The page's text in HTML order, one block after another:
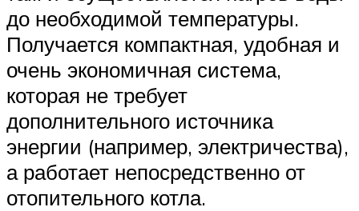
до необходимой температуры.
Получается компактная, удобная и
очень экономичная система,
которая не требует
дополнительного источника
энергии (например, электричества),
а работает непосредственно от
отопительного котла.